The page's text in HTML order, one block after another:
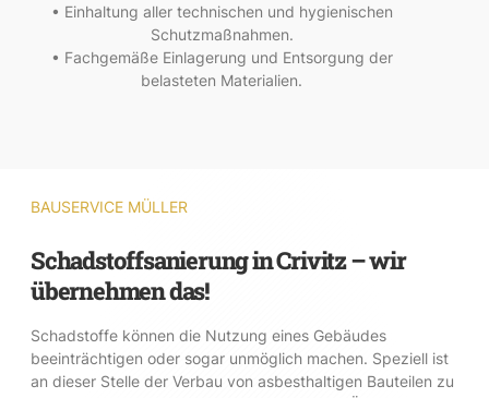
• Einhaltung aller technischen und hygienischen
Schutzmaßnahmen.
• Fachgemäße Einlagerung und Entsorgung der
belasteten Materialien.
BAUSERVICE MÜLLER
Schadstoffsanierung in Crivitz – wir
übernehmen das!
Schadstoffe können die Nutzung eines Gebäudes
beeinträchtigen oder sogar unmöglich machen. Speziell ist
an dieser Stelle der Verbau von asbesthaltigen Bauteilen zu